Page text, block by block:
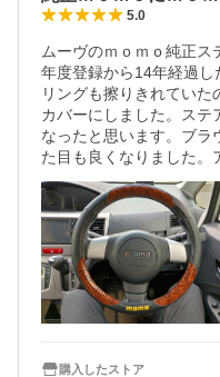
5.0
ムーヴのｍｏｍｏ純正
年度登録から14年経過
リングも擦りきれてい
カバーにしました。ステ
なったと思います。ブラ
た目も良くなりました。
題なしです。
購入したストア